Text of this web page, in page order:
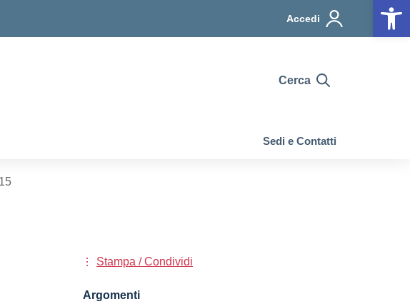
Accedi
Cerca
Sedi e Contatti
Stampa / Condividi
Argomenti